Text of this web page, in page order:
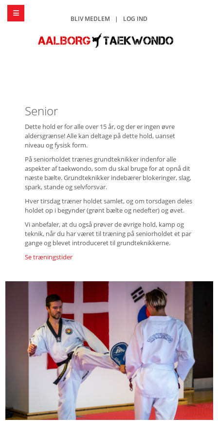
BLIV MEDLEM | LOG IND
Senior
Dette hold er for alle over 15 år, og der er ingen øvre
aldersgrænse! Alle kan deltage på dette hold, uanset
niveau og fysisk form.
På seniorholdet trænes grundteknikker indenfor alle
aspekter af taekwondo, som du skal bruge for at opnå dit
næste bælte. Grundteknikker indebærer blokeringer, slag,
spark, stande og selvforsvar.
Hver tirsdag træner holdet samlet, og om torsdagen deles
holdet op i begynder (grønt bælte og nedefter) og øvet.
Vi anbefaler, at du også prøver de øvrige hold, kamp og
teknik, når du har været til træning på seniorholdet et par
gange og blevet introduceret til grundteknikkerne.
Se træningstider